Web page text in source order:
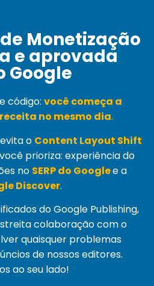
Monetização
e aprovada
Google
código: você começa a
no mesmo dia.
o Content Layout Shift
prioriza: experiência do
no SERP do Googlee a
Discover.
do Google Publishing,
colaboração com o
quaisquer problemas
de nossos editores.
ao seu lado!